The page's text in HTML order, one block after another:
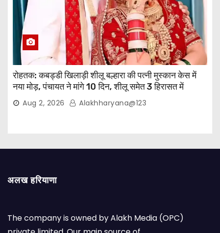
रोहतक: कबड्डी खिलाड़ी शीलू बल्हारा की पत्नी मुस्कान केस में
नया मोड़, पंचायत ने मांगे 10 दिन, शीलू समेत 3 हिरासत में
Aug 2, 2026 Alakhharyana@123
अलख हरियाणा
The company is owned by Alakh Media (OPC)